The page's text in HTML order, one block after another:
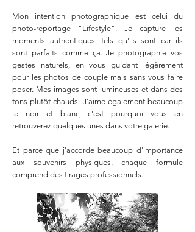
Mon intention photographique est celui du
photo-reportage "Lifestyle". Je capture les
moments authentiques, tels qu'ils sont car ils
sont parfaits comme ça. Je photographie vos
gestes naturels, en vous guidant légèrement
pour les photos de couple mais sans vous faire
poser. Mes images sont lumineuses et dans des
tons plutôt chauds. J'aime également beaucoup
le noir et blanc, c'est pourquoi vous en
retrouverez quelques unes dans votre galerie.
Et parce que j'accorde beaucoup d'importance
aux souvenirs physiques, chaque formule
comprend des tirages professionnels.